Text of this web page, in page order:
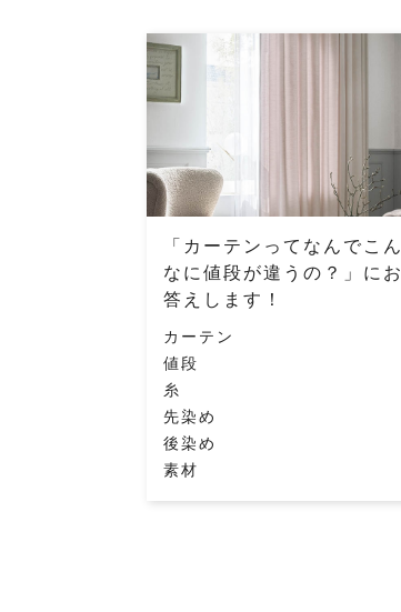
「カーテンってなんでこん
なに値段が違うの？」にお
答えします！
カーテン
値段
糸
先染め
後染め
素材